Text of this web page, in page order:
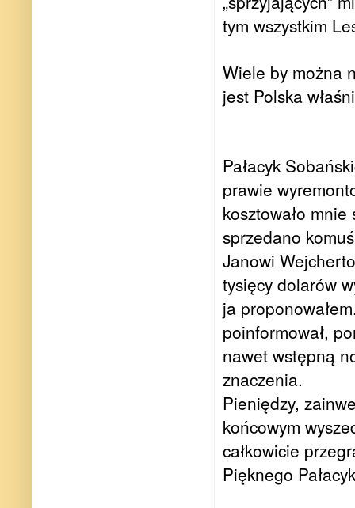
tym wszystkim
Wiele by można
jest Polska
Pałacyk
prawie
kosztowało
sprzedano
Janowi
tysięcy dolarów
ja
poinformował,
nawet wstępną
znaczenia.
Pieniędzy,
końcowym
całkowicie
Pięknego